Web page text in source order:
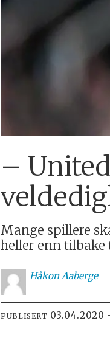
–
Mange spillere
heller enn
Håkon Aaberge
PUBLISERT 03.04.2020